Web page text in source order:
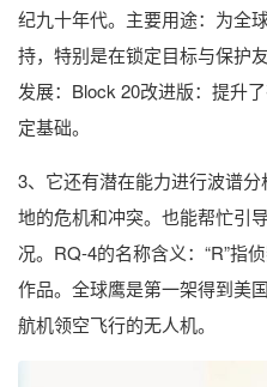
纪九十年代。主要用途：为全
持，特别是在锁定目标与保护
发展：Block 20改进版：提升
定基础。
3、它还有潜在能力进行波谱
地的危机和冲突。也能帮忙引
况。RQ-4的名称含义：“R”指
作品。全球鹰是第一架得到美
航机领空飞行的无人机。